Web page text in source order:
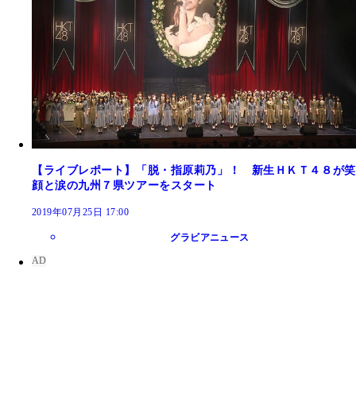
【ライブレポート】「脱・指原莉乃」！ 新生ＨＫＴ４８が笑
顔と涙の九州７県ツアーをスタート
2019年07月25日 17:00
グラビアニュース